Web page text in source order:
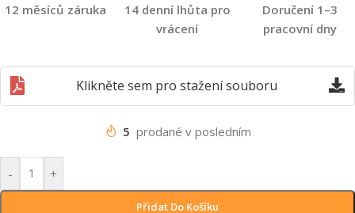
12 měsíců záruka
14 denní lhůta pro
vrácení
Doručení 1–3
pracovní dny
Klikněte sem pro stažení souboru
5 prodané v posledním
- +
Přidat Do Košíku